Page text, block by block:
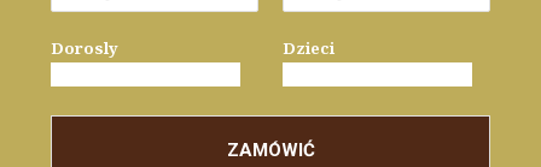
Dorosly Dzieci
ZAMÓWIĆ